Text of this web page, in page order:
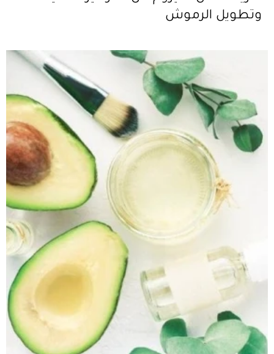
وتطويل الرموش